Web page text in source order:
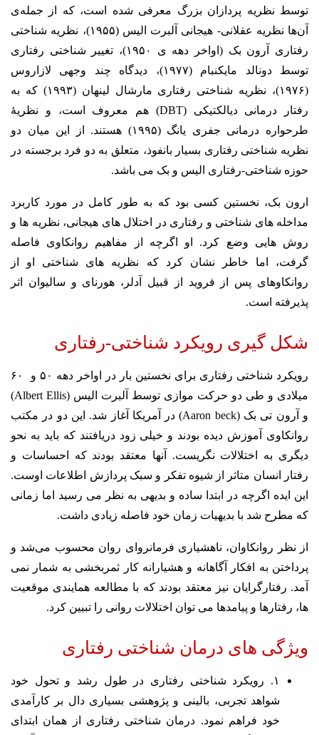
توسط نظریه پردازان بزرگ معرفی شده است، که از جمله‌ی
آن‌ها نظریه عقلانی- هیجانی آلبرت الیس (۱۹۵۵)، نظریه شناختی
رفتاری آرون بک (اواخر دهه ی ۱۹۵۰)، تغییر شناختی رفتاری
توسط دونالد مایکنبام (۱۹۷۷)، دیدگاه چند وجهی لازاروس
(۱۹۷۶)، نظریه شناختی رفتاری مارشال لینهان (۱۹۹۳) که به
رفتار درمانی دیالکتیکی (DBT) هم معروف است، و نظریۀ
طرحواره درمانی جفری یانگ (۱۹۹۵) هستند. از این میان دو
نظریه شناختی رفتاری بسیار بانفوذ، متعلق به دو فرد برجسته در
حوزه شناختی-رفتاری الیس و بک می باشد.
ارون بک، نخستین کسی بود که به طور کامل در مورد کاربرد
مداخله ­های شناختی و رفتاری در اختلال ­های هیجانی، نظریه ­ها و
روش ­هایی وضع کرد. او اگرچه از مفاهیم روانکاوی فاصله
گرفت، اما خاطر نشان کرد که نظریه­ های شناختی او از
روانکاوهای پس از فروید از قبیل آدلر، هورنای و سالیوان اثر
پذیرفته است.
شکل گیری رویکرد شناختی-رفتاری
رویکرد شناختی رفتاری برای نخستین بار در اواخر دهه ۵۰ و ۶۰
میلادی و طی دو حرکت موازی توسط آلبرت الیس (Albert Ellis)
و آرون تی بک (Aaron beck) در آمریکا آغاز شد. این دو در مکتب
روانکاوی آموزش دیده بودند و خیلی زود دریافتند که باید به نحو
دیگری به اختلالات نگریست. آنها معتقد بودند که احساسات و
رفتار انسان متاثر از شیوه تفکر و سبک پردازش اطلاعات اوست.
این ایده اگرچه در ابتدا ساده و بدیهی به نظر می رسید اما زمانی
که مطرح شد با بدیهیات زمان خود فاصله زیادی داشت.
از نظر روانکاوان، ناهشیاری فرمانروای روان محسوب می‌شد و
پرداختن به افکار آگاهانه و هشیارانه کار ثمربخشی به شمار نمی
آمد. رفتارگرایان نیز معتقد بودند که با مطالعه همایندی موقعیت
ها، رفتارها و پیامدها می توان اختلالات روانی را تبیین کرد.
ویژگی های درمان شناختی رفتاری
۱. رویکرد شناختی رفتاری در طول رشد و تحول خود
شواهد تجربی، بالینی و پژوهشی بسیاری دال بر کارآمدی
خود فراهم نمود. درمان شناختی رفتاری از همان ابتدای